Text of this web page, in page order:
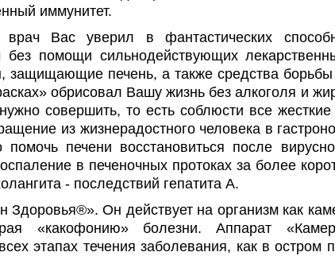
иммунитет.
Вас уверил в фантастических
без помощи сильнодействующих
защищающие печень, а также средства
обрисовал Вашу жизнь без алкоголя и
совершить, то есть соблюсти все
из жизнерадостного человека в
помочь печени восстановиться после
в печеночных протоках за более
- последствий гепатита А.
Здоровья®». Он действует на организм как
«какофонию» болезни. Аппарат
этапах течения заболевания, как в остром